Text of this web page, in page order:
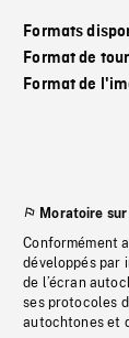
Formats
Format de
Format de
Moratoire
Conformément
développés par
de l’écran
ses protocoles
autochtones et